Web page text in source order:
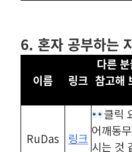
6. 혼자 공부하는
이름 링크
다른
참고해
RuDas 링크
클릭
어깨동
시는 것